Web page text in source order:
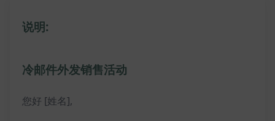
说明:
冷邮件外发销售活动
您好 [姓名],